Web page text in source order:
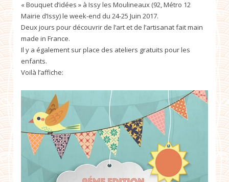
« Bouquet d’idées » à Issy les Moulineaux (92, Métro 12
Mairie d’Issy)le week-end du 24-25 Juin 2017.
Deux jours pour découvrir de l’art et de l’artisanat fait main
made in France.
Il y a également sur place des ateliers gratuits pour les
enfants.
Voilà l’affiche: